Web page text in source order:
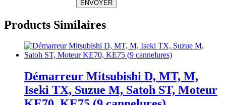
ENVOYER
Products Similaires
Démarreur Mitsubishi D, MT, M,
Iseki TX, Suzue M, Satoh ST, Moteur